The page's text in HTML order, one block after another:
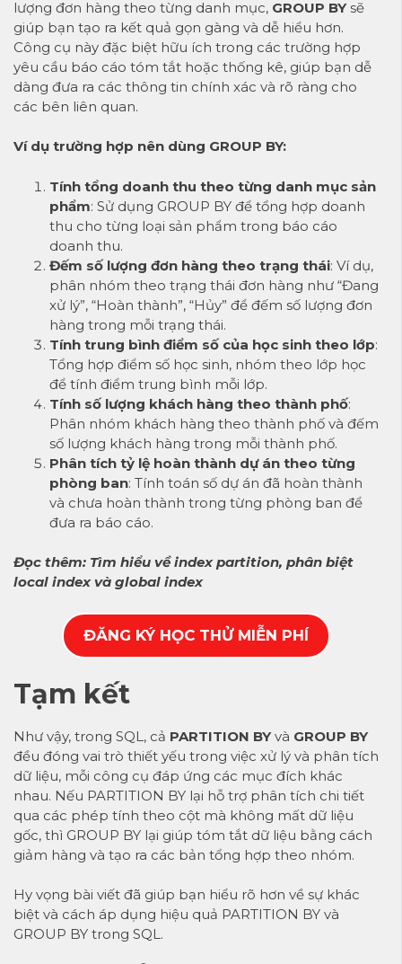
lượng đơn hàng theo từng danh mục, GROUP BYsẽ
giúp bạn tạo ra kết quả gọn gàng và dễ hiểu hơn.
Công cụ này đặc biệt hữu ích trong các trường hợp
yêu cầu báo cáo tóm tắt hoặc thống kê, giúp bạn dễ
dàng đưa ra các thông tin chính xác và rõ ràng cho
các bên liên quan.
Ví dụ trường hợp nên dùng GROUP BY:
Tính tổng doanh thu theo từng danh mục sản
phẩm: Sử dụng GROUP BY để tổng hợp doanh
thu cho từng loại sản phẩm trong báo cáo
doanh thu.
Đếm số lượng đơn hàng theo trạng thái: Ví dụ,
phân nhóm theo trạng thái đơn hàng như “Đang
xử lý”, “Hoàn thành”, “Hủy” để đếm số lượng đơn
hàng trong mỗi trạng thái.
Tính trung bình điểm số của học sinh theo lớp:
Tổng hợp điểm số học sinh, nhóm theo lớp học
để tính điểm trung bình mỗi lớp.
Tính số lượng khách hàng theo thành phố:
Phân nhóm khách hàng theo thành phố và đếm
số lượng khách hàng trong mỗi thành phố.
Phân tích tỷ lệ hoàn thành dự án theo từng
phòng ban: Tính toán số dự án đã hoàn thành
và chưa hoàn thành trong từng phòng ban để
đưa ra báo cáo.
Đọc thêm: Tìm hiểu về index partition, phân biệt
local index và global index
ĐĂNG KÝ HỌC THỬ MIỄN PHÍ
Tạm kết
Như vậy, trong SQL, cả PARTITION BYvà GROUP BY
đều đóng vai trò thiết yếu trong việc xử lý và phân tích
dữ liệu, mỗi công cụ đáp ứng các mục đích khác
nhau. Nếu PARTITION BY lại hỗ trợ phân tích chi tiết
qua các phép tính theo cột mà không mất dữ liệu
gốc, thì GROUP BY lại giúp tóm tắt dữ liệu bằng cách
giảm hàng và tạo ra các bản tổng hợp theo nhóm.
Hy vọng bài viết đã giúp bạn hiểu rõ hơn về sự khác
biệt và cách áp dụng hiệu quả PARTITION BY và
GROUP BY trong SQL.